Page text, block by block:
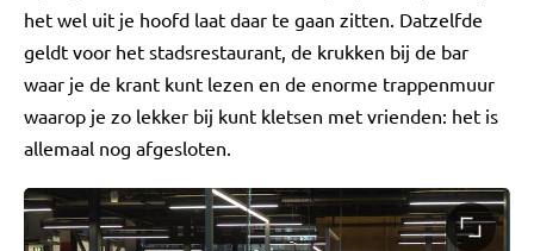
het wel uit je hoofd laat daar te gaan zitten. Datzelfde
geldt voor het stadsrestaurant, de krukken bij de bar
waar je de krant kunt lezen en de enorme trappenmuur
waarop je zo lekker bij kunt kletsen met vrienden: het is
allemaal nog afgesloten.